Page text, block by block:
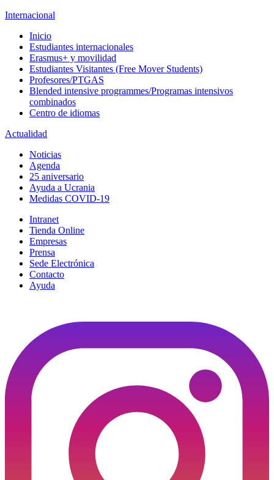
Internacional
Inicio
Estudiantes internacionales
Erasmus+ y movilidad
Estudiantes Visitantes (Free Mover Students)
Profesores/PTGAS
Blended intensive programmes/Programas intensivos
combinados
Centro de idiomas
Actualidad
Noticias
Agenda
25 aniversario
Ayuda a Ucrania
Medidas COVID-19
Intranet
Tienda Online
Empresas
Prensa
Sede Electrónica
Contacto
Ayuda